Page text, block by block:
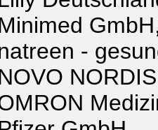
-